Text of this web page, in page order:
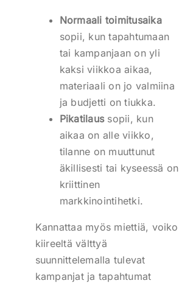
Normaali toimitusaika
sopii, kun tapahtumaan
tai kampanjaan on yli
kaksi viikkoa aikaa,
materiaali on jo valmiina
ja budjetti on tiukka.
Pikatilaussopii, kun
aikaa on alle viikko,
tilanne on muuttunut
äkillisesti tai kyseessä on
kriittinen
markkinointihetki.
Kannattaa myös miettiä, voiko
kiireeltä välttyä
suunnittelemalla tulevat
kampanjat ja tapahtumat